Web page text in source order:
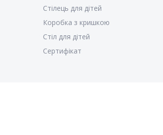
Стілець для дітей
Коробка з кришкою
Стіл для дітей
Cертифікат